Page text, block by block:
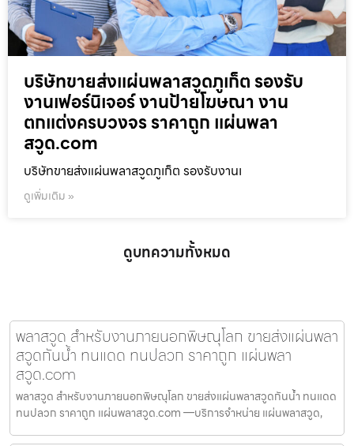
บริษัทขายส่งแผ่นพลาสวูดภูเก็ต รองรับ
งานเฟอร์นิเจอร์ งานป้ายโฆษณา งาน
ตกแต่งครบวงจร ราคาถูก แผ่นพลา
สวูด.com
บริษัทขายส่งแผ่นพลาสวูดภูเก็ต รองรับงานเ
ดูเพิ่มเติม »
ดูบทความทั้งหมด
พลาสวูด สำหรับงานภายนอกพิษณุโลก ขายส่งแผ่นพลา
สวูดกันน้ำ ทนแดด ทนปลวก ราคาถูก แผ่นพลา
สวูด.com
พลาสวูด สำหรับงานภายนอกพิษณุโลก ขายส่งแผ่นพลาสวูดกันน้ำ ทนแดด
ทนปลวก ราคาถูก แผ่นพลาสวูด.com —บริการจำหน่าย แผ่นพลาสวูด,